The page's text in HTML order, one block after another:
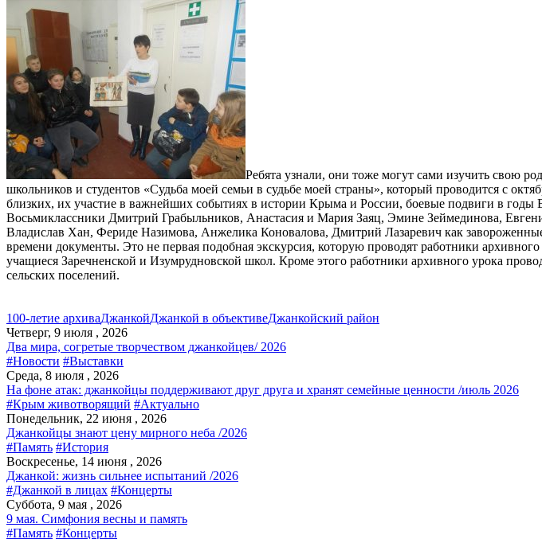
Ребята узнали, они тоже могут сами изучить свою
школьников и студентов «Судьба моей семьи в судьбе моей страны», который проводится с
близких, их участие в важнейших событиях в истории Крыма и России, боевые подвиги в годы
Восьмиклассники Дмитрий Грабыльников, Анастасия и Мария Заяц, Эмине Зеймединова,
Владислав Хан, Фериде Назимова, Анжелика Коновалова, Дмитрий Лазаревич как
времени документы. Это не первая подобная экскурсия, которую проводят работники
учащиеся Заречненской и Изумрудновской школ. Кроме этого работники архивного урока
сельских поселений.
100-летие архиваДжанкойДжанкой в объективеДжанкойский район
Четверг, 9 июля , 2026
Два мира, согретые творчеством джанкойцев/ 2026
#Новости #Выставки
Среда, 8 июля , 2026
На фоне атак: джанкойцы поддерживают друг друга и хранят семейные ценности /июль 2026
#Крым животворящий #Актуально
Понедельник, 22 июня , 2026
Джанкойцы знают цену мирного неба /2026
#Память #История
Воскресенье, 14 июня , 2026
Джанкой: жизнь сильнее испытаний /2026
#Джанкой в лицах #Концерты
Суббота, 9 мая , 2026
9 мая. Симфония весны и память
#Память #Концерты